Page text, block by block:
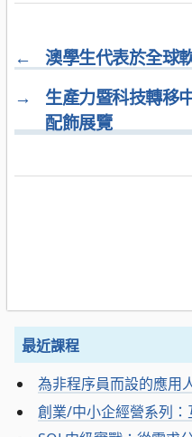
←
澳學生代表於全球
→
生產力暨科技轉移
配飾展覽
最近課程
為非程序員而設的應用
創業/中小企經營系列